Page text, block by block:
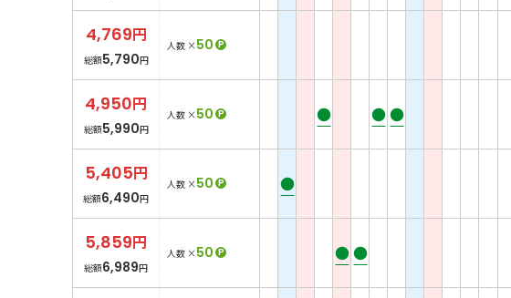
4,769円
総額5,790円
人数 × 50 P
4,950円
総額5,990円
人数 × 50 P ● ●●
5,405円
総額6,490円
人数 × 50 P ●
5,859円
総額6,989円
人数 × 50 P ●●